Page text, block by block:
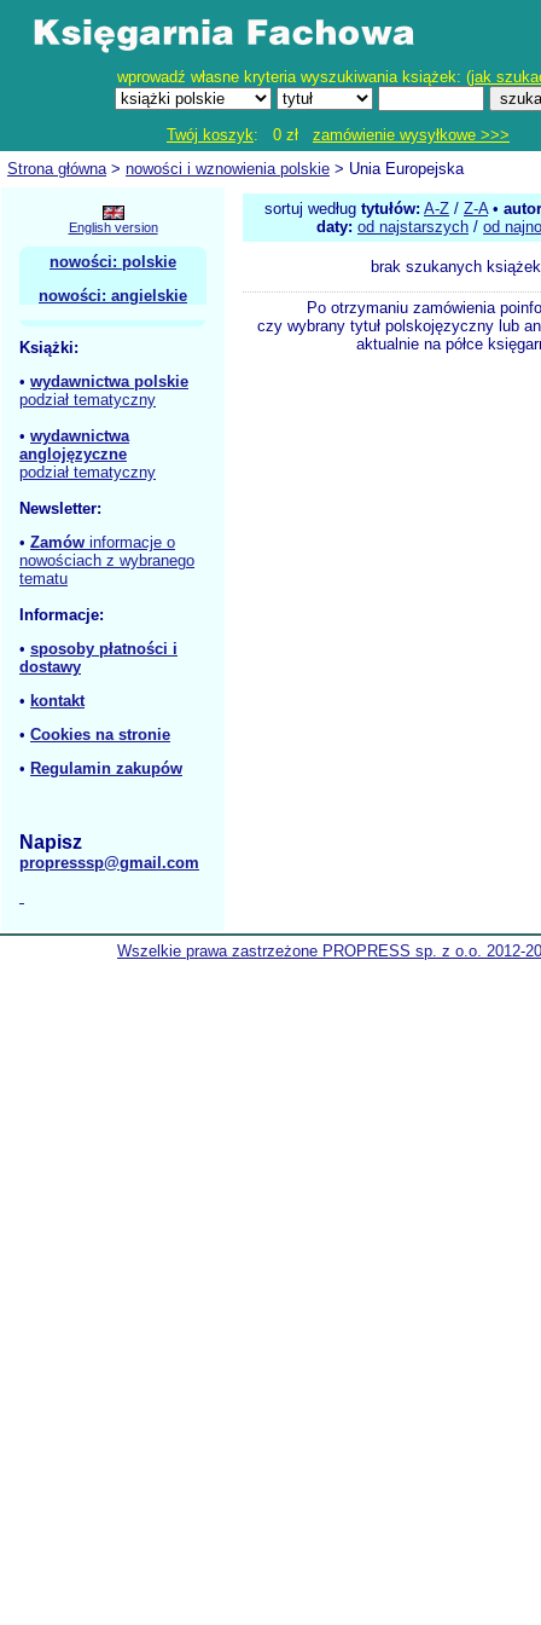
wprowadź własne kryteria wyszukiwania książek: (jak
Twój koszyk: 0 zł zamówienie wysyłkowe >>>
Strona główna> nowości i wznowienia polskie > Unia Europejska
English version
nowości: polskie
nowości: angielskie
Książki:
• wydawnictwa polskie
podział tematyczny
• wydawnictwa
anglojęzyczne
podział tematyczny
Newsletter:
• Zamów informacje o
nowościach z wybranego
tematu
Informacje:
• sposoby płatności i
dostawy
• kontakt
• Cookies na stronie
• Regulamin zakupów
Napisz
propresssp@gmail.com
sortuj według tytułów: A-Z / Z-A•
daty: od najstarszych / od
brak szukanych książek
Po otrzymaniu zamówienia
czy wybrany tytuł polskojęzyczny lub
aktualnie na półce
Wszelkie prawa zastrzeżone PROPRESS sp. z o.o. 2012-